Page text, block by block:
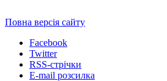
Повна версія сайту
Facebook
Twitter
RSS-стрічки
E-mail розсилка